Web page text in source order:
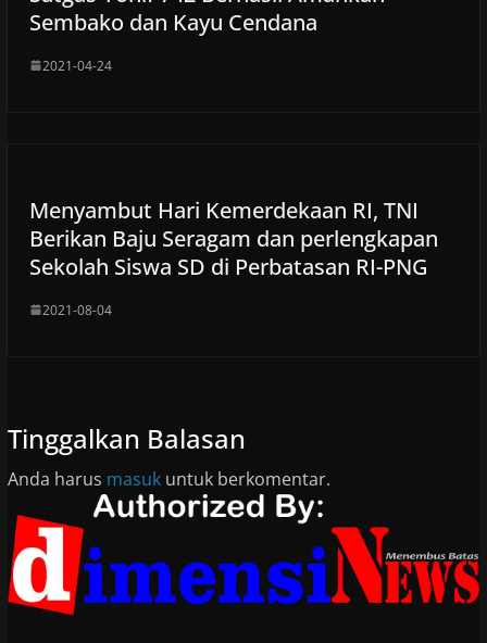
Sembako dan Kayu Cendana
2021-04-24
Menyambut Hari Kemerdekaan RI, TNI
Berikan Baju Seragam dan perlengkapan
Sekolah Siswa SD di Perbatasan RI-PNG
2021-08-04
Tinggalkan Balasan
Anda harus masukuntuk berkomentar.